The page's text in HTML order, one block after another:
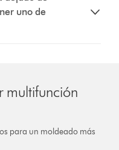
uno de
multifunción
para un moldeado más